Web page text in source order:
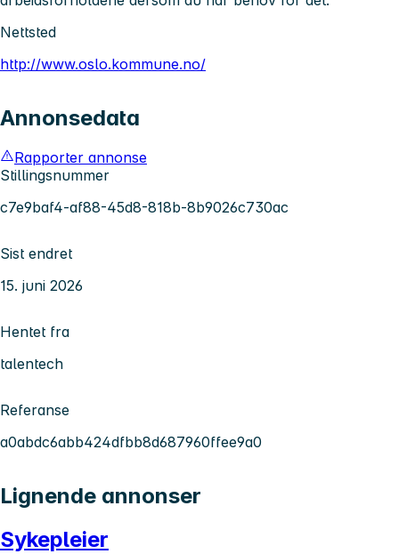
Nettsted
http://www.oslo.kommune.no/
Annonsedata
Rapporter annonse
Stillingsnummer
c7e9baf4-af88-45d8-818b-8b9026c730ac
Sist endret
15. juni 2026
Hentet fra
talentech
Referanse
a0abdc6abb424dfbb8d687960ffee9a0
Lignende annonser
Sykepleier